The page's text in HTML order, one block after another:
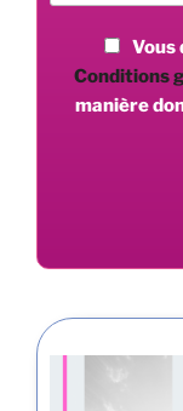
Vous
Conditions
manière